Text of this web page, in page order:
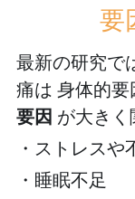
要
最新の研究で
痛は 身体的
要因 が大きく
・ストレスや
・睡眠不足